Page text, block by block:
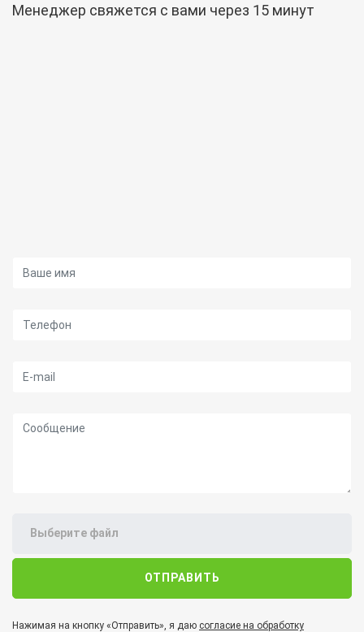
Менеджер свяжется с вами через 15 минут
Ваше имя
Телефон
E-mail
Сообщение
Выберите файл
Нажимая на кнопку «Отправить», я даю согласие на обработку